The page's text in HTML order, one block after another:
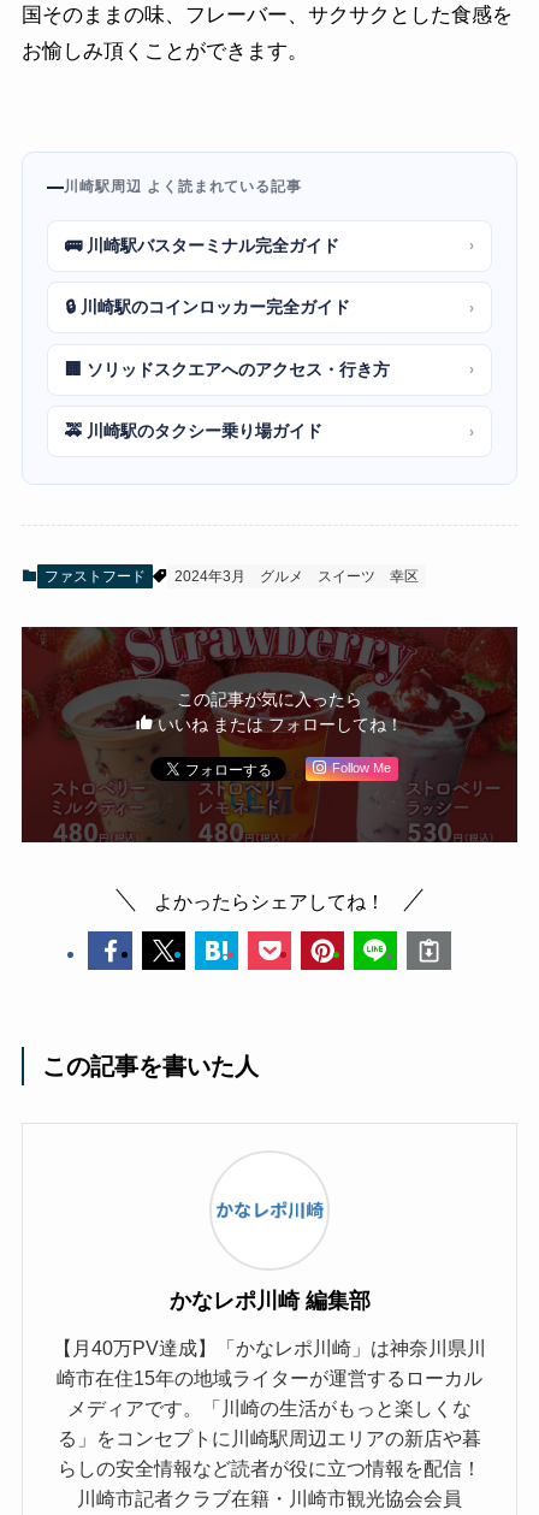
国そのままの味、フレーバー、サクサクとした食感を
お愉しみ頂くことができます。
川崎駅周辺 よく読まれている記事
🚌 川崎駅バスターミナル完全ガイド ›
🔒 川崎駅のコインロッカー完全ガイド ›
🏢 ソリッドスクエアへのアクセス・行き方 ›
🚕 川崎駅のタクシー乗り場ガイド ›
ファストフード 2024年3月 グルメ スイーツ 幸区
この記事が気に入ったら
いいね または フォローしてね！
Follow Me
よかったらシェアしてね！
この記事を書いた人
かなレポ川崎 編集部
【月40万PV達成】「かなレポ川崎」は神奈川県川
崎市在住15年の地域ライターが運営するローカル
メディアです。「川崎の生活がもっと楽しくな
る」をコンセプトに川崎駅周辺エリアの新店や暮
らしの安全情報など読者が役に立つ情報を配信！
川崎市記者クラブ在籍・川崎市観光協会会員